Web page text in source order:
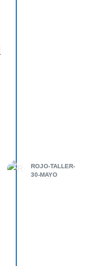
ROJO-TALLER-
30-MAYO